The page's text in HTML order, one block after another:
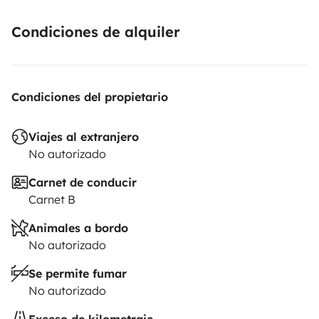
Condiciones de alquiler
Condiciones del propietario
Viajes al extranjero
No autorizado
Carnet de conducir
Carnet B
Animales a bordo
No autorizado
Se permite fumar
No autorizado